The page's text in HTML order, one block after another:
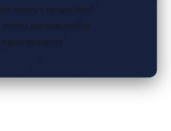
токены с процентами?
для приватности
криптовалютах